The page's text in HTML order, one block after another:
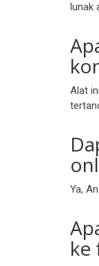
lunak
Alat
Ya,
ke